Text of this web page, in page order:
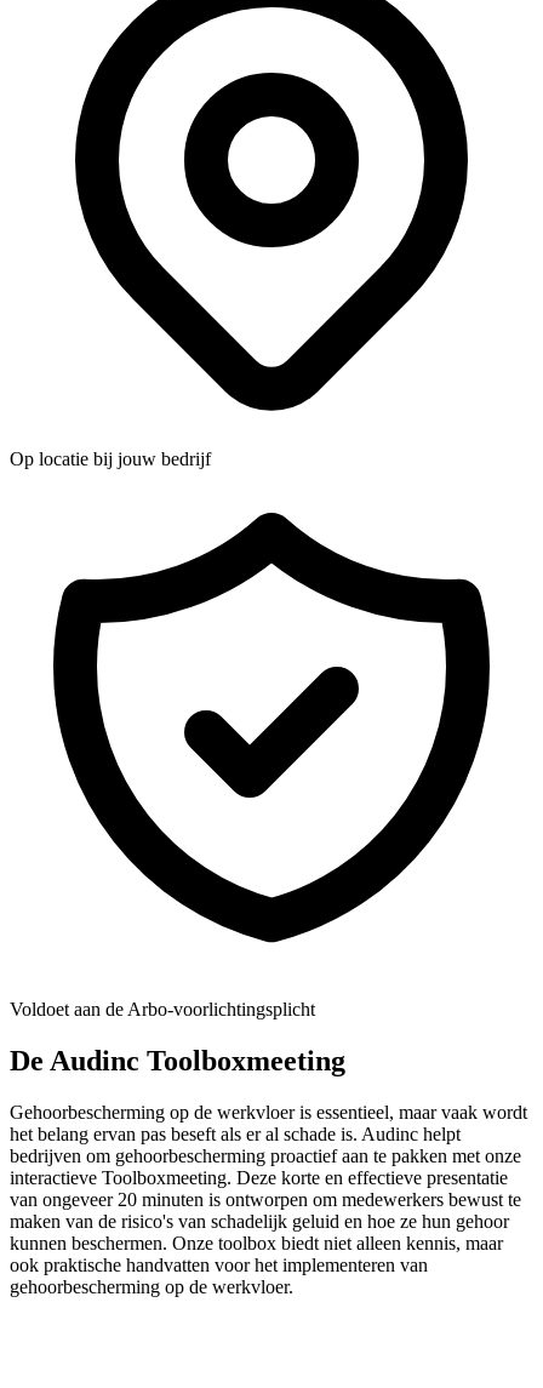
Op locatie bij jouw bedrijf
Voldoet aan de Arbo-voorlichtingsplicht
De Audinc Toolboxmeeting
Gehoorbescherming op de werkvloer is essentieel, maar vaak wordt
het belang ervan pas beseft als er al schade is. Audinc helpt
bedrijven om gehoorbescherming proactief aan te pakken met onze
interactieve Toolboxmeeting. Deze korte en effectieve presentatie
van ongeveer 20 minuten is ontworpen om medewerkers bewust te
maken van de risico's van schadelijk geluid en hoe ze hun gehoor
kunnen beschermen. Onze toolbox biedt niet alleen kennis, maar
ook praktische handvatten voor het implementeren van
gehoorbescherming op de werkvloer.